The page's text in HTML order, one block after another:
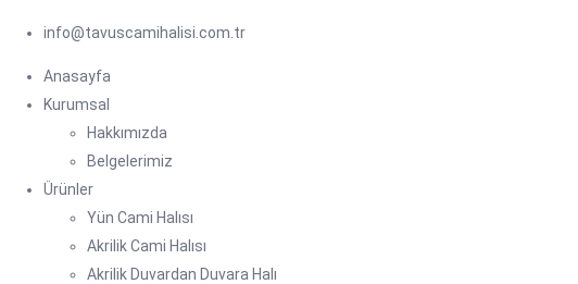
info@tavuscamihalisi.com.tr
Anasayfa
Kurumsal
Hakkımızda
Belgelerimiz
Ürünler
Yün Cami Halısı
Akrilik Cami Halısı
Akrilik Duvardan Duvara Halı